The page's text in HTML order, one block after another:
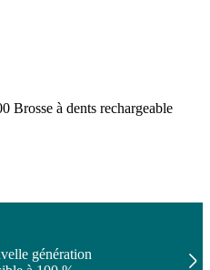
Brosse à dents rechargeable
génération